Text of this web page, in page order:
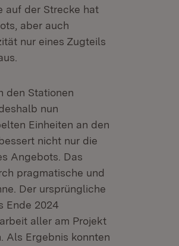
auf der Strecke hat
aber auch
nur eines Zugteils
den Stationen
nun
Einheiten an den
nicht nur die
Angebots. Das
pragmatische und
Der ursprüngliche
Ende 2024
aller am Projekt
Als Ergebnis konnten